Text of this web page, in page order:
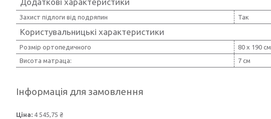
Захист підлоги від подряпин Так
Користувальницькі характеристики
Розмір ортопедичного
80 х 190 см
Висота матраца:
7 см
Інформація для замовлення
Ціна: 4 545,75 ₴